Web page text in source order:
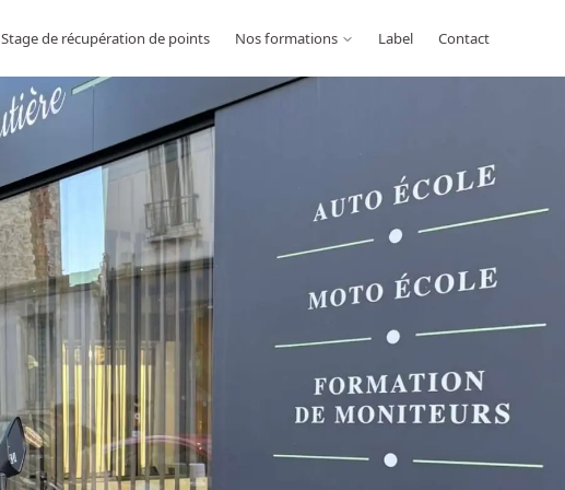
Stage de récupération de points Nos formations Label Contact